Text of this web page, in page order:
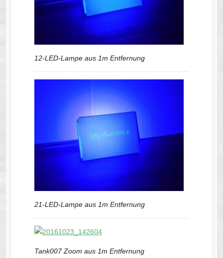
12-LED-Lampe aus 1m Entfernung
21-LED-Lampe aus 1m Entfernung
Tank007 Zoom aus 1m Entfernung